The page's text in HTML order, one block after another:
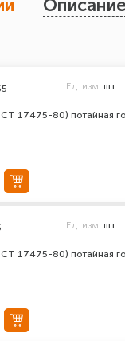
Описание
17475-80) потайная
Ед. изм. шт.
17475-80) потайная
Ед. изм. шт.